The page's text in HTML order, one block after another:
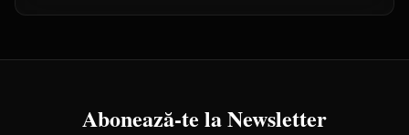
Abonează-te la Newsletter